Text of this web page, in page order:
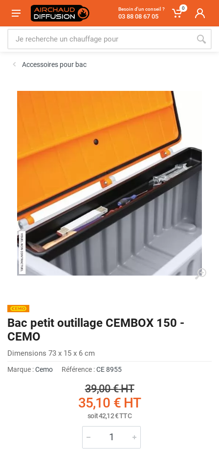
Besoin d'un conseil ?
03 88 08 67 05
0
Accessoires pour bac
Bac petit outillage CEMBOX 150 -
CEMO
Dimensions 73 x 15 x 6 cm
Marque :Cemo Référence :CE 8955
39,00 €HT
35,10 €HT
soit42,12 €TTC